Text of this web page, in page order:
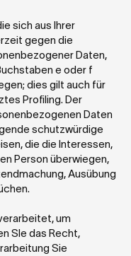
sich aus Ihrer
gegen die
Daten,
e oder f
dies gilt auch für
Profiling. Der
Daten
schutzwürdige
die die Interessen,
Person überwiegen,
Ausübung
um
SIe das Recht,
Sie